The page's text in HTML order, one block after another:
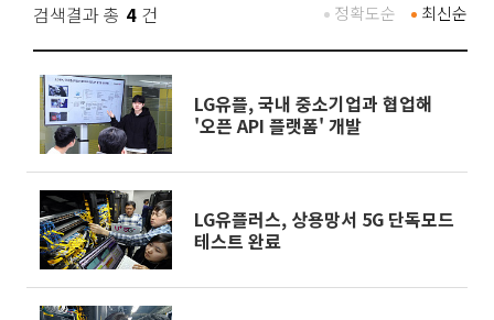
검색결과 총 4 건 최신순
정확도순
LG유플, 국내 중소기업과 협업해
'오픈 API 플랫폼' 개발
LG유플러스, 상용망서 5G 단독모드
테스트 완료